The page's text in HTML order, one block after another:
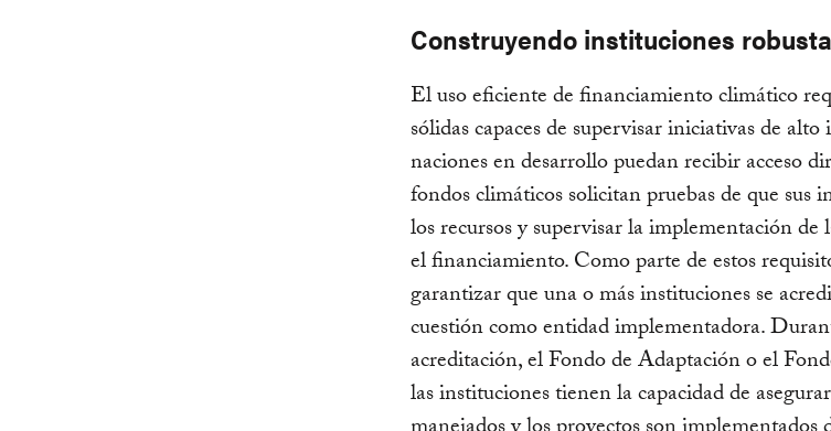
Construyendo instituciones
El uso eficiente de financiamiento climático
sólidas capaces de supervisar iniciativas de
naciones en desarrollo puedan recibir acceso
fondos climáticos solicitan pruebas de que sus
los recursos y supervisar la implementación de
el financiamiento. Como parte de estos
garantizar que una o más instituciones se
cuestión como entidad implementadora.
acreditación, el Fondo de Adaptación o el
las instituciones tienen la capacidad de